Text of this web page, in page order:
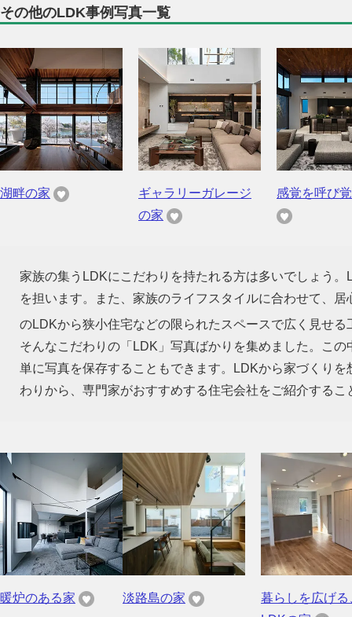
その他のLDK事例写真一覧
湖畔の家
ギャラリーガレージ
の家
感覚を呼び
家族の集うLDKにこだわりを持たれる方は多いでしょう
を担います。また、家族のライフスタイルに合わせて、
のLDKから狭小住宅などの限られたスペースで広く見せ
そんなこだわりの「LDK」写真ばかりを集めました。こ
単に写真を保存することもできます。LDKから家づくり
わりから、専門家がおすすめする住宅会社をご紹介するこ
暖炉のある家 淡路島の家
暮らしを広げる